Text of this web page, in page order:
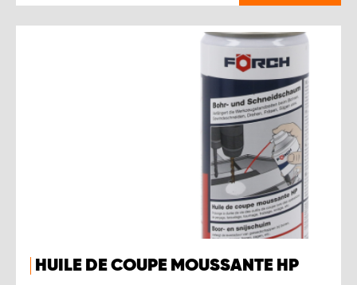
HUILE DE COUPE MOUSSANTE HP